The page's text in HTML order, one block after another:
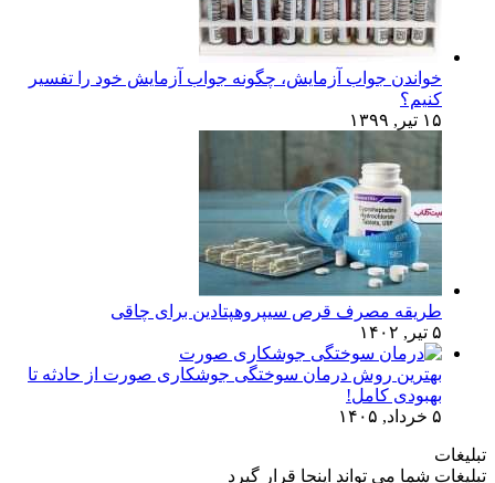
خواندن جواب آزمایش، چگونه جواب آزمایش خود را تفسیر
کنیم؟
۱۵ تیر, ۱۳۹۹
طریقه مصرف قرص سیپروهپتادین برای چاقی
۵ تیر, ۱۴۰۲
بهترین روش درمان سوختگی جوشکاری صورت از حادثه تا
بهبودی کامل!
۵ خرداد, ۱۴۰۵
تبلیغات
تبلیغات شما می تواند اینجا قرار گیرد